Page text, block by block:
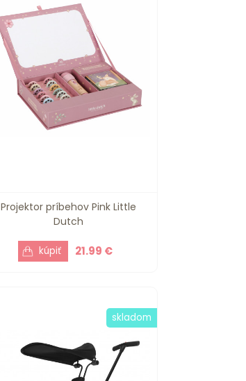
Projektor príbehov Pink Little
Dutch
21.99 €
skladom